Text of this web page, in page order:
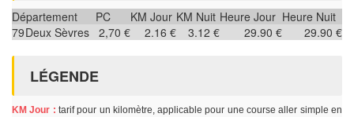
Département PC KM Jour KM Nuit Heure Jour Heure Nuit
79Deux Sèvres 2,70 € 2.16 € 3.12 € 29.90 € 29.90 €
LÉGENDE
KM Jour : tarif pour un kilomètre, applicable pour une course aller simple en